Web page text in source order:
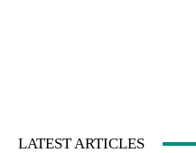
LATEST ARTICLES